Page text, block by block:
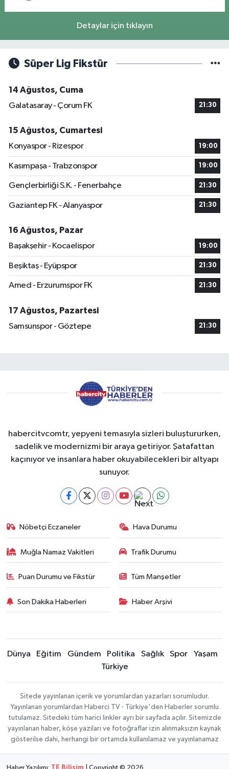
Detaylar için tıklayın
Süper Lig Fikstür
14 Ağustos, Cuma
Galatasaray - Çorum FK
21:30
15 Ağustos, Cumartesi
Konyaspor - Rizespor
19:00
Kasımpaşa - Trabzonspor 19:00
Gençlerbirliği S.K. - Fenerbahçe 21:30
Gaziantep FK - Alanyaspor 21:30
16 Ağustos, Pazar
Başakşehir - Kocaelispor
19:00
Beşiktaş - Eyüpspor 21:30
Amed - Erzurumspor FK 21:30
17 Ağustos, Pazartesi
Samsunspor - Göztepe
21:30
habercitvcomtr, yepyeni temasıyla sizleri buluştururken,
sadelik ve modernizmi bir araya getiriyor. Şatafattan
kaçınıyor ve insanlara haber okuyabilecekleri bir altyapı
sunuyor.
Nöbetçi Eczaneler Hava Durumu
Muğla Namaz Vakitleri Trafik Durumu
Puan Durumu ve Fikstür Tüm Manşetler
Son Dakika Haberleri Haber Arşivi
Dünya Eğitim Gündem Politika Sağlık Spor
Yaşam
Türkiye
Sitede yayınlanan içerik ve yorumlardan yazarları sorumludur.
Yayınlanan yorumlardan Haberci TV - Türkiye'den Haberler sorumlu
tutulamaz. Sitedeki tüm harici linkler ayrı bir sayfada açılır. Sitemizde
yayınlanan haber, köşe yazıları ve fotoğraflar izin alınmaksızın kaynak
gösterilse dahi, herhangi bir ortamda kullanılamaz ve yayınlanamaz